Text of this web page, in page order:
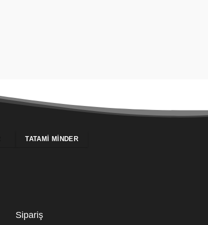
TATAMI MINDER
Sipariş